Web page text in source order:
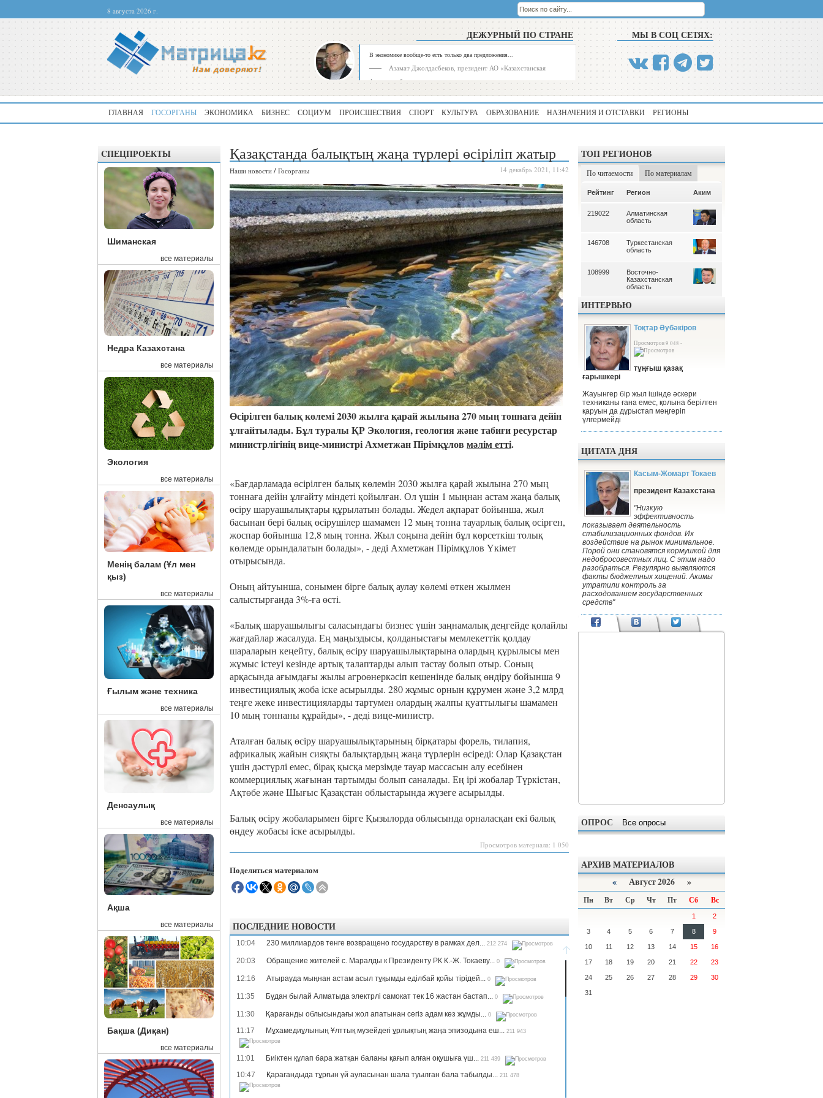
8 августа 2026 г.
ДЕЖУРНЫЙ ПО СТРАНЕ
В экономике вообще-то есть только два предложения...
Азамат Джолдасбеков, президент АО «Казахстанская
фондовая биржа»
МЫ В СОЦ СЕТЯХ:
ГЛАВНАЯ ГОСОРГАНЫ ЭКОНОМИКА БИЗНЕС СОЦИУМ ПРОИСШЕСТВИЯ СПОРТ КУЛЬТУРА ОБРАЗОВАНИЕ НАЗНАЧЕНИЯ И ОТСТАВКИ РЕГИОНЫ
CПЕЦПРОЕКТЫ
Шиманская
все материалы
Недра Казахстана
все материалы
Экология
все материалы
Менің балам (Ұл мен
қыз)
все материалы
Ғылым және техника
все материалы
Денсаулық
все материалы
Ақша
все материалы
Бақша (Диқан)
все материалы
Қазақстанда балықтың жаңа түрлері өсіріліп жатыр
Наши новости / Госорганы 14 декабрь 2021, 11:42
Өсірілген балық көлемі 2030 жылға қарай жылына 270 мың тоннаға дейін
ұлғайтылады. Бұл туралы ҚР Экология, геология және табиғи ресурстар
министрлігінің вице-министрі Ахметжан Пірімқұлов мәлім етті.
«Бағдарламада өсірілген балық көлемін 2030 жылға қарай жылына 270 мың
тоннаға дейін ұлғайту міндеті қойылған. Ол үшін 1 мыңнан астам жаңа балық
өсіру шаруашылықтары құрылатын болады. Жедел ақпарат бойынша, жыл
басынан бері балық өсірушілер шамамен 12 мың тонна тауарлық балық өсірген,
жоспар бойынша 12,8 мың тонна. Жыл соңына дейін бұл көрсеткіш толық
көлемде орындалатын болады», - деді Ахметжан Пірімқұлов Үкімет
отырысында.
Оның айтуынша, сонымен бірге балық аулау көлемі өткен жылмен
салыстырғанда 3%-ға өсті.
«Балық шаруашылығы саласындағы бизнес үшін заңнамалық деңгейде қолайлы
жағдайлар жасалуда. Ең маңыздысы, қолданыстағы мемлекеттік қолдау
шараларын кеңейту, балық өсіру шаруашылықтарына олардың құрылысы мен
жұмыс істеуі кезінде артық талаптарды алып тастау болып отыр. Соның
арқасында ағымдағы жылы агроөнеркәсіп кешенінде балық өндіру бойынша 9
инвестициялық жоба іске асырылды. 280 жұмыс орнын құрумен және 3,2 млрд
теңге жеке инвестицияларды тартумен олардың жалпы қуаттылығы шамамен
10 мың тоннаны құрайды», - деді вице-министр.
Аталған балық өсіру шаруашылықтарының бірқатары форель, тилапия,
африкалық жайын сияқты балықтардың жаңа түрлерін өсіреді: Олар Қазақстан
үшін дәстүрлі емес, бірақ қысқа мерзімде тауар массасын алу есебінен
коммерциялық жағынан тартымды болып саналады. Ең ірі жобалар Түркістан,
Ақтөбе және Шығыс Қазақстан облыстарында жүзеге асырылды.
Балық өсіру жобаларымен бірге Қызылорда облысында орналасқан екі балық
өңдеу жобасы іске асырылды.
Просмотров материала: 1 050
Поделиться материалом
ПОСЛЕДНИЕ НОВОСТИ
10:04 230 миллиардов тенге возвращено государству в рамках дел... 212 274
20:03 Обращение жителей с. Маралды к Президенту РК К.-Ж. Токаеву... 0
12:16 Атырауда мыңнан астам асыл тұқымды еділбай қойы тірідей... 0
11:35 Бұдан былай Алматыда электрлі самокат тек 16 жастан бастап... 0
11:30 Қарағанды облысындағы жол апатынан сегіз адам көз жұмды... 0
11:17 Мұхамедиұлының Ұлттық музейдегі ұрлықтың жаңа эпизодына еш... 211 943
11:01 Биіктен құлап бара жатқан баланы қағып алған оқушыға үш... 211 439
10:47 Қарағандыда тұрғын үй ауласынан шала туылған бала табылды... 211 478
ТОП РЕГИОНОВ
По читаемости По материалам
Рейтинг Регион Аким
339
Алматинская
область
195
Туркестанская
область
180
Северо-
Казахстанская
область
Рейтинг Регион Аким
219022
Алматинская
область
146708
Туркестанская
область
108999
Восточно-
Казахстанская
область
ИНТЕРВЬЮ
Тоқтар Әубәкіров
Просмотров 9 048 -
тұңғыш қазақ
ғарышкері
Жауынгер бір жыл ішінде әскери
техниканы ғана емес, қолына берілген
қаруын да дұрыстап меңгеріп
үлгермейді
ЦИТАТА ДНЯ
Касым-Жомарт Токаев
президент Казахстана
"Низкую
эффективность
показывает деятельность
стабилизационных фондов. Их
воздействие на рынок минимальное.
Порой они становятся кормушкой для
недобросовестных лиц. С этим надо
разобраться. Регулярно выявляются
факты бюджетных хищений. Акимы
утратили контроль за
расходованием государственных
средств"
ОПРОС Все опросы
АРХИВ МАТЕРИАЛОВ
«Август 2026 »
Пн Вт Ср Чт Пт Сб Вс
1 2
3 4 5 6 7 8 9
10 11 12 13 14 15 16
17 18 19 20 21 22 23
24 25 26 27 28 29 30
31